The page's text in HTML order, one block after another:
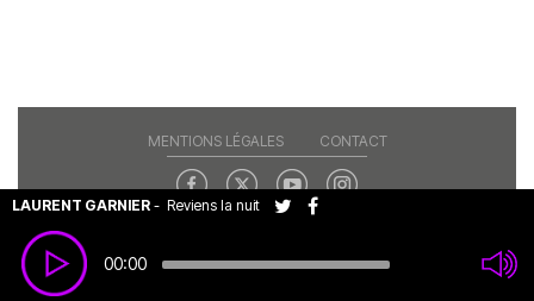
00:00
LAURENT GARNIER - Reviens la nuit
MENTIONS LÉGALES CONTACT